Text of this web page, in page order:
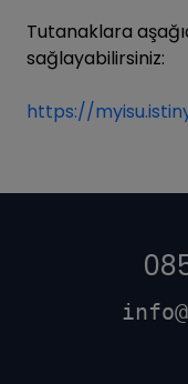
Tutanaklara
sağlayabilirsiniz:
https://